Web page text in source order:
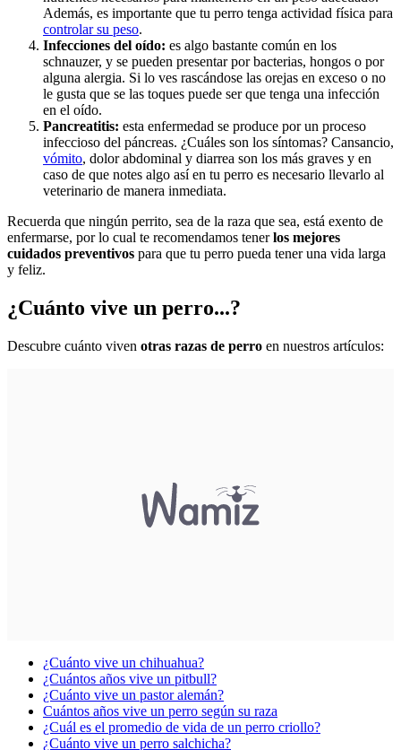
Además, es importante que tu perro tenga actividad física para
controlar su peso.
Infecciones del oído: es algo bastante común en los
schnauzer, y se pueden presentar por bacterias, hongos o por
alguna alergia. Si lo ves rascándose las orejas en exceso o no
le gusta que se las toques puede ser que tenga una infección
en el oído.
Pancreatitis: esta enfermedad se produce por un proceso
infeccioso del páncreas. ¿Cuáles son los síntomas? Cansancio,
vómito, dolor abdominal y diarrea son los más graves y en
caso de que notes algo así en tu perro es necesario llevarlo al
veterinario de manera inmediata.
Recuerda que ningún perrito, sea de la raza que sea, está exento de
enfermarse, por lo cual te recomendamos tenerlos mejores
cuidados preventivos para que tu perro pueda tener una vida larga
y feliz.
¿Cuánto vive un perro...?
Descubre cuánto viven otras razas de perro en nuestros artículos:
¿Cuánto vive un chihuahua?
¿Cuántos años vive un pitbull?
¿Cuánto vive un pastor alemán?
Cuántos años vive un perro según su raza
¿Cuál es el promedio de vida de un perro criollo?
¿Cuánto vive un perro salchicha?